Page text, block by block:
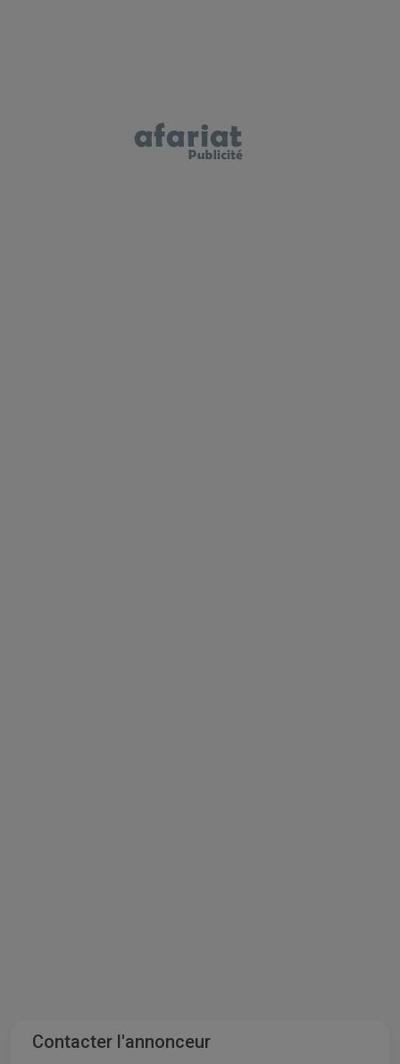
Contacter l'annonceur